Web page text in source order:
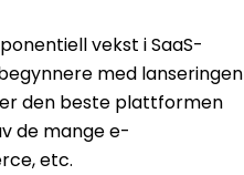
vekst i SaaS-
med lanseringen
den beste plattformen
de mange e-
etc.